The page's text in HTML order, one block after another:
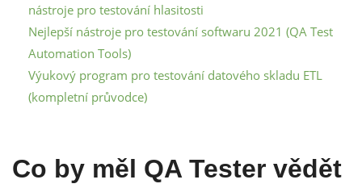
nástroje pro testování hlasitosti
Nejlepší nástroje pro testování softwaru 2021 (QA Test
Automation Tools)
Výukový program pro testování datového skladu ETL
(kompletní průvodce)
Co by měl QA Tester vědět